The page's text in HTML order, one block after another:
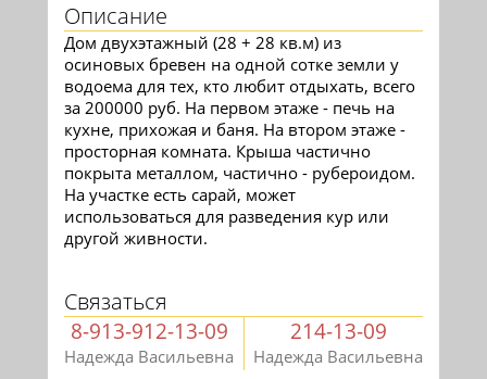
Описание
Дом двухэтажный (28 + 28 кв.м) из
осиновых бревен на одной сотке земли у
водоема для тех, кто любит отдыхать, всего
за 200000 руб. На первом этаже - печь на
кухне, прихожая и баня. На втором этаже -
просторная комната. Крыша частично
покрыта металлом, частично - рубероидом.
На участке есть сарай, может
использоваться для разведения кур или
другой живности.
Связаться
8-913-912-13-09
Надежда Васильевна
214-13-09
Надежда Васильевна